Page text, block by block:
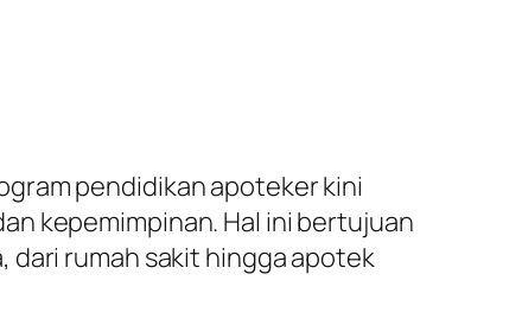
pendidikan apoteker kini
kepemimpinan. Hal ini bertujuan
dari rumah sakit hingga apotek